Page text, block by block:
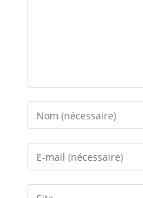
Enter
your
name
Enter
your
email
Saisir